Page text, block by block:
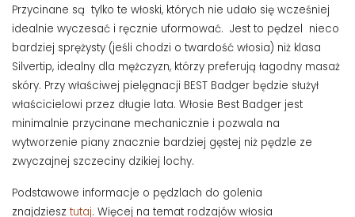
Przycinane są tylko te włoski, których nie udało się wcześniej
idealnie wyczesać i ręcznie uformować. Jest to pędzel nieco
bardziej sprężysty (jeśli chodzi o twardość włosia) niż klasa
Silvertip, idealny dla mężczyzn, którzy preferują łagodny masaż
skóry. Przy właściwej pielęgnacji BEST Badger będzie służył
właścicielowi przez długie lata. Włosie Best Badger jest
minimalnie przycinane mechanicznie i pozwala na
wytworzenie piany znacznie bardziej gęstej niż pędzle ze
zwyczajnej szczeciny dzikiej lochy.
Podstawowe informacje o pędzlach do golenia
znajdziesz tutaj. Więcej na temat rodzajów włosia